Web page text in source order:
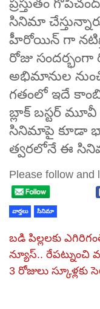
ప్రస్తుతం
సినిమా
హీరోయిన్ గా
రోజు సందర్భంగా
అభిమానుల
గతంలో ఇదే
బ్లాక్ బస్టర్
సినిమాపై కూడా
త్వరలోనే ఈ సినిమా
Please follow and
వార్తలు సినిమా
బడి పిల్లలకు
న్యూస్‌.. రేపట్నుంచి
3 రోజులు స్కూళ్లకు